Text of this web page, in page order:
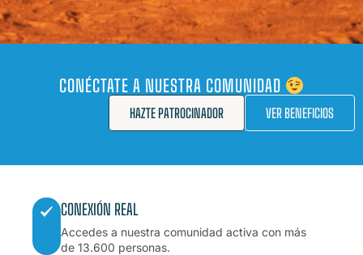
CONÉCTATE A NUESTRA COMUNIDAD
VER BENEFICIOS
HAZTE PATROCINADOR
CONEXIÓN REAL
Accedes a nuestra comunidad activa con más
de 13.600 personas.